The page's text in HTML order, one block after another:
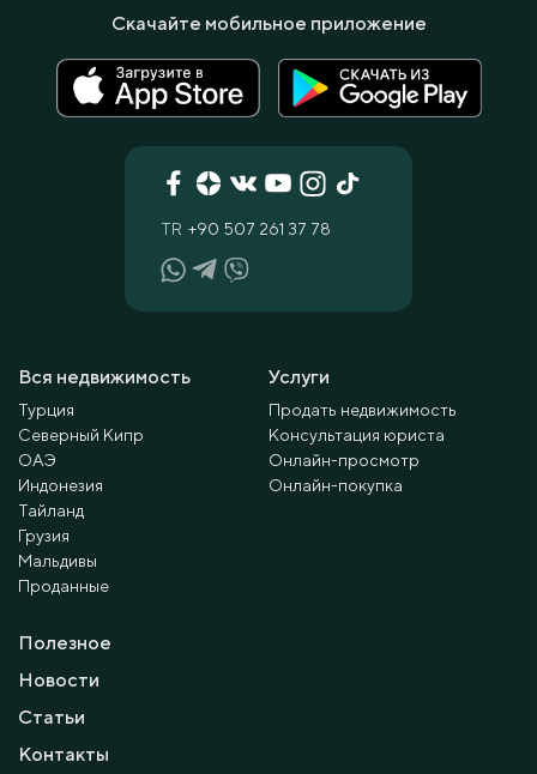
Вся недвижимость
Турция
Северный Кипр
ОАЭ
Индонезия
Тайланд
Грузия
Мальдивы
Проданные
Услуги
Продать недвижимость
Консультация юриста
Онлайн-просмотр
Онлайн-покупка
Полезное
Новости
Статьи
Контакты
TR +90 507 261 37 78
Скачайте мобильное приложение